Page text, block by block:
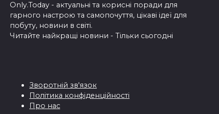
Only.Today - актуальні та корисні поради для
гарного настрою та самопочуття, цікаві ідеї для
побуту, новини в світі.
Читайте найкращі новини - Тільки сьогодні
Зворотній зв'язок
Політика конфіденційності
Про нас